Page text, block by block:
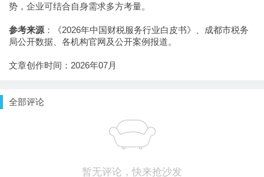
势，企业可结合自身需求多方考量。
参考来源 ：《2026年中国财税服务行业白皮书》、成都市税务
局公开数据、各机构官网及公开案例报道。
文章创作时间：2026年07月
全部评论
暂无评论，快来抢沙发